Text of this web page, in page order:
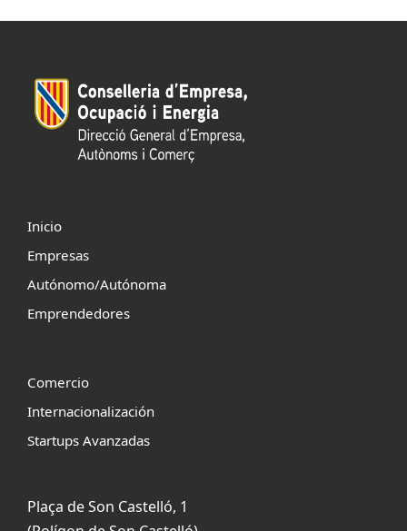
Inicio
Empresas
Autónomo/Autónoma
Emprendedores
Comercio
Internacionalización
Startups Avanzadas
Plaça de Son Castelló, 1